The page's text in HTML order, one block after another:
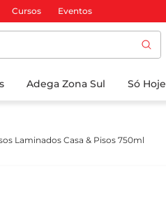
Cursos Eventos
Adega Zona Sul Só Hoje
Laminados Casa & Pisos 750ml